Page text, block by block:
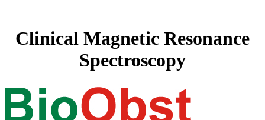
Clinical Magnetic Resonance
Spectroscopy